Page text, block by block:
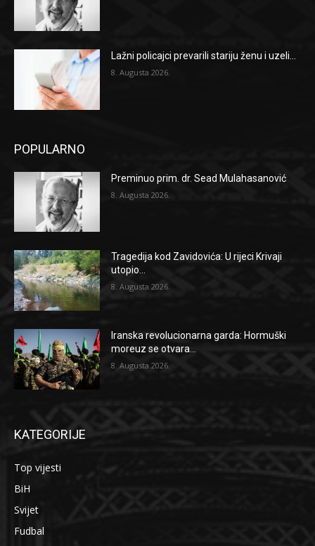
Lažni policajci prevarili stariju ženu i uzeli...
8. Augusta 2026.
POPULARNO
Preminuo prim. dr. Sead Mulahasanović
8. Augusta 2026.
Tragedija kod Zavidovića: U rijeci Krivaji
utopio...
8. Augusta 2026.
Iranska revolucionarna garda: Hormuški
moreuz se otvara...
8. Augusta 2026.
KATEGORIJE
Top vijesti
BiH
Svijet
Fudbal